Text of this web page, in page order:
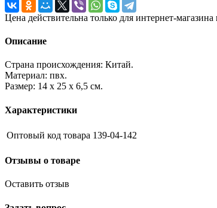
Цена действительна только для интернет-
Описание
Страна происхождения: Китай.
Материал: пвх.
Размер: 14 x 25 x 6,5 см.
Характеристики
Оптовый код товара 139-04-142
Отзывы о товаре
Оставить отзыв